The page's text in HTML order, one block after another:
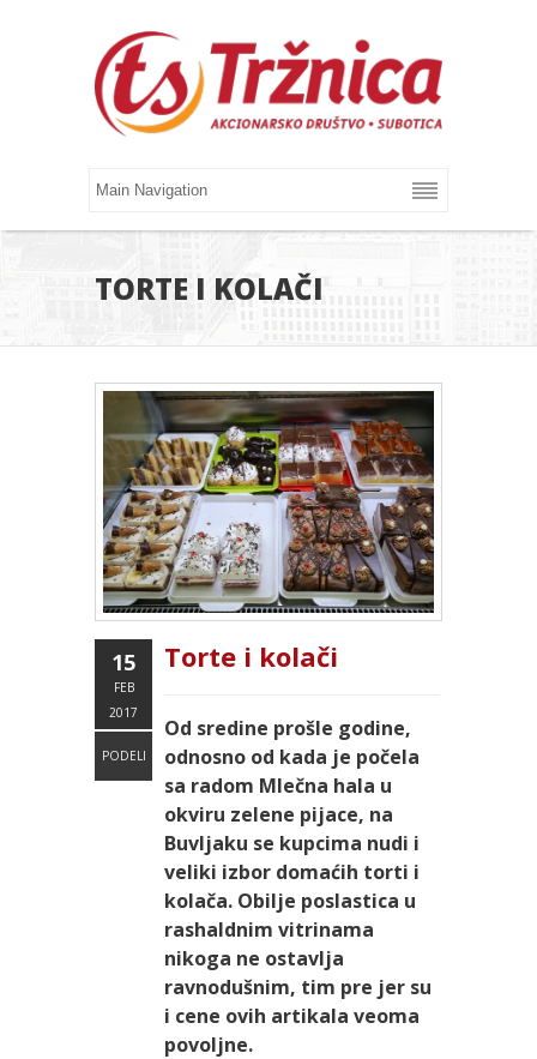
TORTE I KOLAČI
15
FEB
2017
PODELI
Torte i kolači
Od sredine prošle godine,
odnosno od kada je počela
sa radom Mlečna hala u
okviru zelene pijace, na
Buvljaku se kupcima nudi i
veliki izbor domaćih torti i
kolača. Obilje poslastica u
rashaldnim vitrinama
nikoga ne ostavlja
ravnodušnim, tim pre jer su
i cene ovih artikala veoma
povoljne.